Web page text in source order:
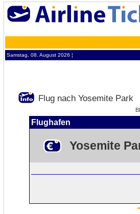
Samstag, 08. August 2026 ¦
Flug nach Yosemite Park
Flughafen
Yosemite